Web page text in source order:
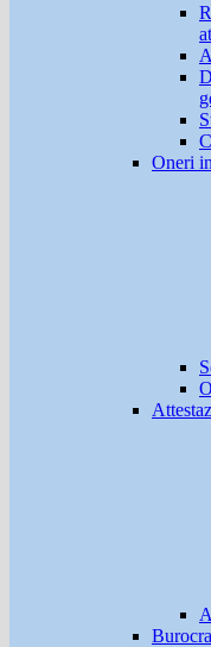
Oneri